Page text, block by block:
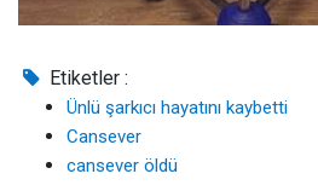
Etiketler :
Ünlü şarkıcı hayatını kaybetti
Cansever
cansever öldü